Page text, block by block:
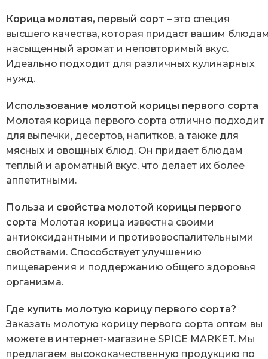
Корица молотая, первый сорт – это специя
высшего качества, которая придаст вашим
насыщенный аромат и неповторимый вкус.
Идеально подходит для различных кулинарных
нужд.
Использование молотой корицы первого сорта
Молотая корица первого сорта отлично подходит
для выпечки, десертов, напитков, а также для
мясных и овощных блюд. Он придает блюдам
теплый и ароматный вкус, что делает их более
аппетитными.
Польза и свойства молотой корицы первого
сорта Молотая корица известна своими
антиоксидантными и противовоспалительными
свойствами. Способствует улучшению
пищеварения и поддержанию общего здоровья
организма.
Где купить молотую корицу первого сорта?
Заказать молотую корицу первого сорта оптом вы
можете в интернет-магазине SPICE MARKET. Мы
предлагаем высококачественную продукцию по